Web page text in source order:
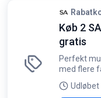
Køb 2
gratis
Perfekt
med flere
Udløbet